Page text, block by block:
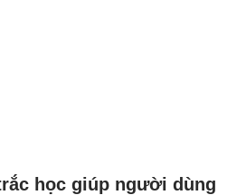
học giúp người dùng